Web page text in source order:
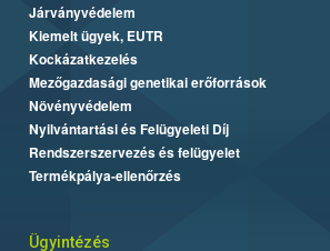
Járványvédelem
Kiemelt ügyek, EUTR
Kockázatkezelés
Mezőgazdasági genetikai erőforrások
Növényvédelem
Nyilvántartási és Felügyeleti Díj
Rendszerszervezés és felügyelet
Termékpálya-ellenőrzés
Ügyintézés